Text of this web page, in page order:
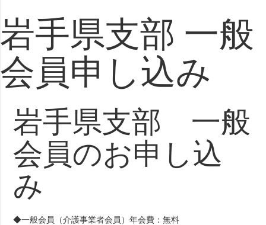
岩手県支部 一般
会員申し込み
岩手県支部 一般
会員のお申し込
み
◆一般会員（介護事業者会員）年会費：無料